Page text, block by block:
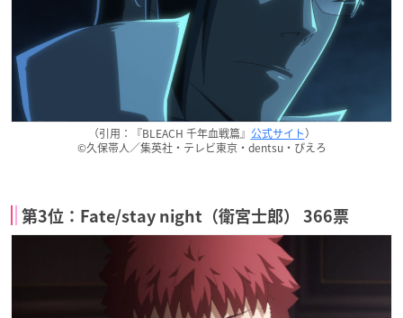
（引用：『BLEACH 千年血戦篇』 公式サイト）
©久保帯人／集英社・テレビ東京・dentsu・ぴえろ
第3位：Fate/stay night（衛宮士郎） 366票